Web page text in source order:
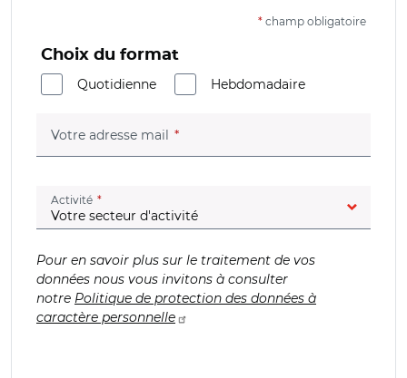
* champ obligatoire
Choix du format
Quotidienne
Hebdomadaire
Votre adresse mail (champ obligatoire)
Activité (champ obligatoire)
Pour en savoir plus sur le traitement de vos
données nous vous invitons à consulter
notre Politique de protection des données à
caractère personnelle